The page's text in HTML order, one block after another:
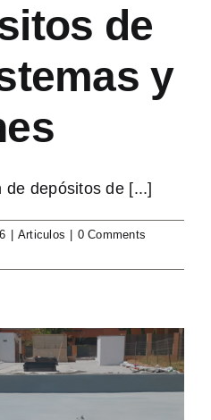
de
y
de depósitos de [...]
Articulos
0 Comments